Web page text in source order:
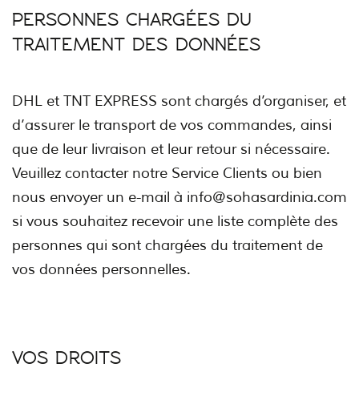
PERSONNES CHARGÉES DU
TRAITEMENT DES DONNÉES
DHL et TNT EXPRESS sont chargés d’organiser, et
d’assurer le transport de vos commandes, ainsi
que de leur livraison et leur retour si nécessaire.
Veuillez contacter notre Service Clients ou bien
nous envoyer un e-mail à info@sohasardinia.com
si vous souhaitez recevoir une liste complète des
personnes qui sont chargées du traitement de
vos données personnelles.
VOS DROITS